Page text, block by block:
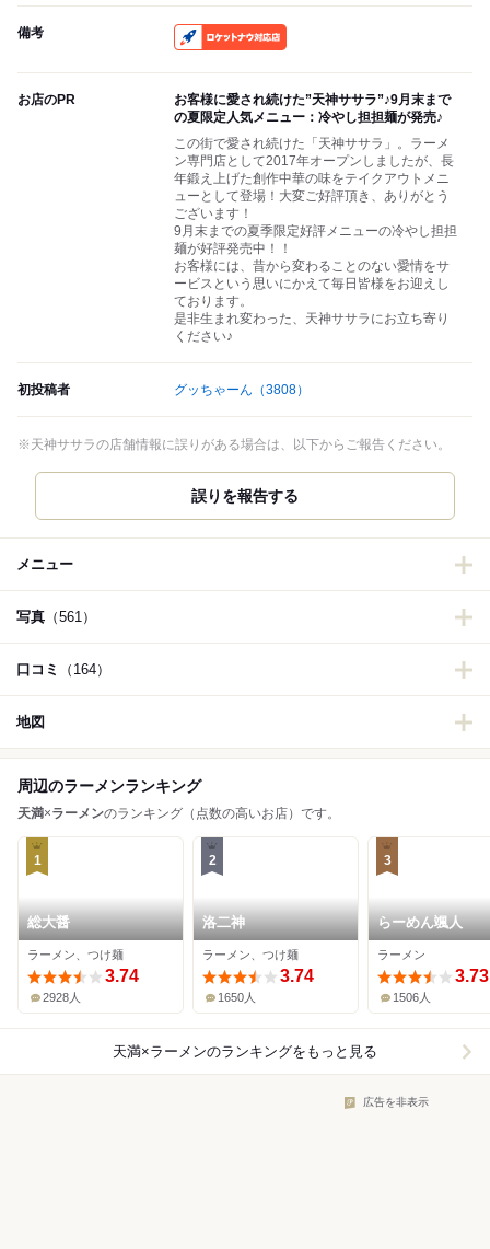
備考
お店のPR
お客様に愛され続けた”天神ササラ”♪9月末まで
の夏限定人気メニュー：冷やし担担麺が発売♪
この街で愛され続けた「天神ササラ」。ラーメ
ン専門店として2017年オープンしましたが、長
年鍛え上げた創作中華の味をテイクアウトメニ
ューとして登場！大変ご好評頂き、ありがとう
ございます！
9月末までの夏季限定好評メニューの冷やし担担
麺が好評発売中！！
お客様には、昔から変わることのない愛情をサ
ービスという思いにかえて毎日皆様をお迎えし
ております。
是非生まれ変わった、天神ササラにお立ち寄り
ください♪
初投稿者 グッちゃーん （3808）
※天神ササラの店舗情報に誤りがある場合は、以下からご報告ください。
誤りを報告する
メニュー
写真 （561）
口コミ （164）
地図
周辺のラーメンランキング
天満×ラーメンのランキング（点数の高いお店）です。
1
総大醤
ラーメン、つけ麺
3.74
2928人
2
洛二神
ラーメン、つけ麺
3.74
1650人
3
らーめん颯人
ラーメン
3.73
1506人
天満×ラーメンのランキングをもっと見る
広告を非表示